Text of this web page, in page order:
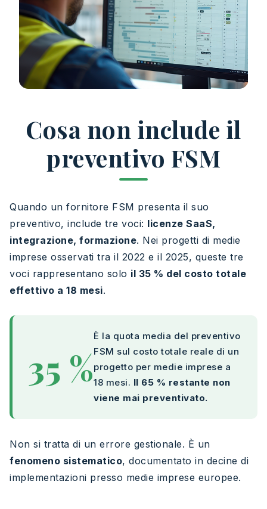
Cosa non include il
preventivo FSM
Quando un fornitore FSM presenta il suo
preventivo, include tre voci: licenze SaaS,
integrazione, formazione. Nei progetti di medie
imprese osservati tra il 2022 e il 2025, queste tre
voci rappresentano solo il 35 % del costo totale
effettivo a 18 mesi.
35 %
È la quota media del preventivo
FSM sul costo totale reale di un
progetto per medie imprese a
18 mesi. Il 65 % restante non
viene mai preventivato.
Non si tratta di un errore gestionale. È un
fenomeno sistematico, documentato in decine di
implementazioni presso medie imprese europee.